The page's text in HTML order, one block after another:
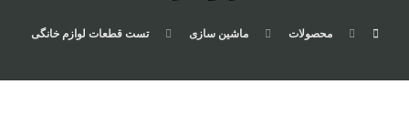
محصولات ماشین سازی تست قطعات لوازم خانگی